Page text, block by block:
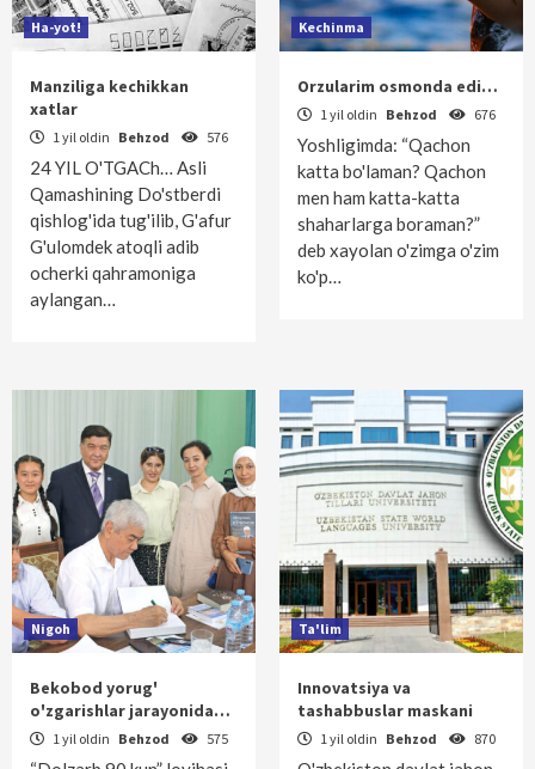
Ha-yot!
Manziliga kechikkan
xatlar
1 yil oldin Behzod 576
24 YIL O'TGACh… Asli
Qamashining Do'stberdi
qishlog'ida tug'ilib, G'afur
G'ulomdek atoqli adib
ocherki qahramoniga
aylangan…
Kechinma
Orzularim osmonda edi…
1 yil oldin Behzod 676
Yoshligimda: “Qachon
katta bo'laman? Qachon
men ham katta-katta
shaharlarga boraman?”
deb xayolan o'zimga o'zim
ko'p…
Nigoh
Bekobod yorug'
o'zgarishlar jarayonida…
1 yil oldin Behzod 575
Ta'lim
Innovatsiya va
tashabbuslar maskani
1 yil oldin Behzod 870